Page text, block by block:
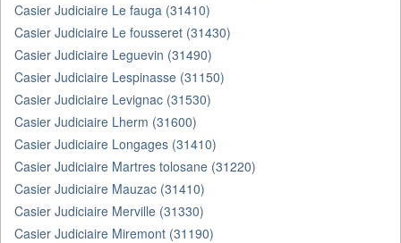
Casier Judiciaire Le fauga (31410)
Casier Judiciaire Le fousseret (31430)
Casier Judiciaire Leguevin (31490)
Casier Judiciaire Lespinasse (31150)
Casier Judiciaire Levignac (31530)
Casier Judiciaire Lherm (31600)
Casier Judiciaire Longages (31410)
Casier Judiciaire Martres tolosane (31220)
Casier Judiciaire Mauzac (31410)
Casier Judiciaire Merville (31330)
Casier Judiciaire Miremont (31190)